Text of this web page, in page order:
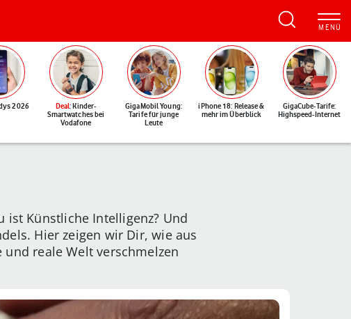
2026 Deal: Kinder-
Smartwatches bei
Vodafone
GigaMobil Young:
Tarife für junge
Leute
iPhone 18: Release &
mehr im Überblick
GigaCube-Tarife:
Highspeed-Internet
ist Künstliche Intelligenz? Und
Hier zeigen wir Dir, wie aus
reale Welt verschmelzen